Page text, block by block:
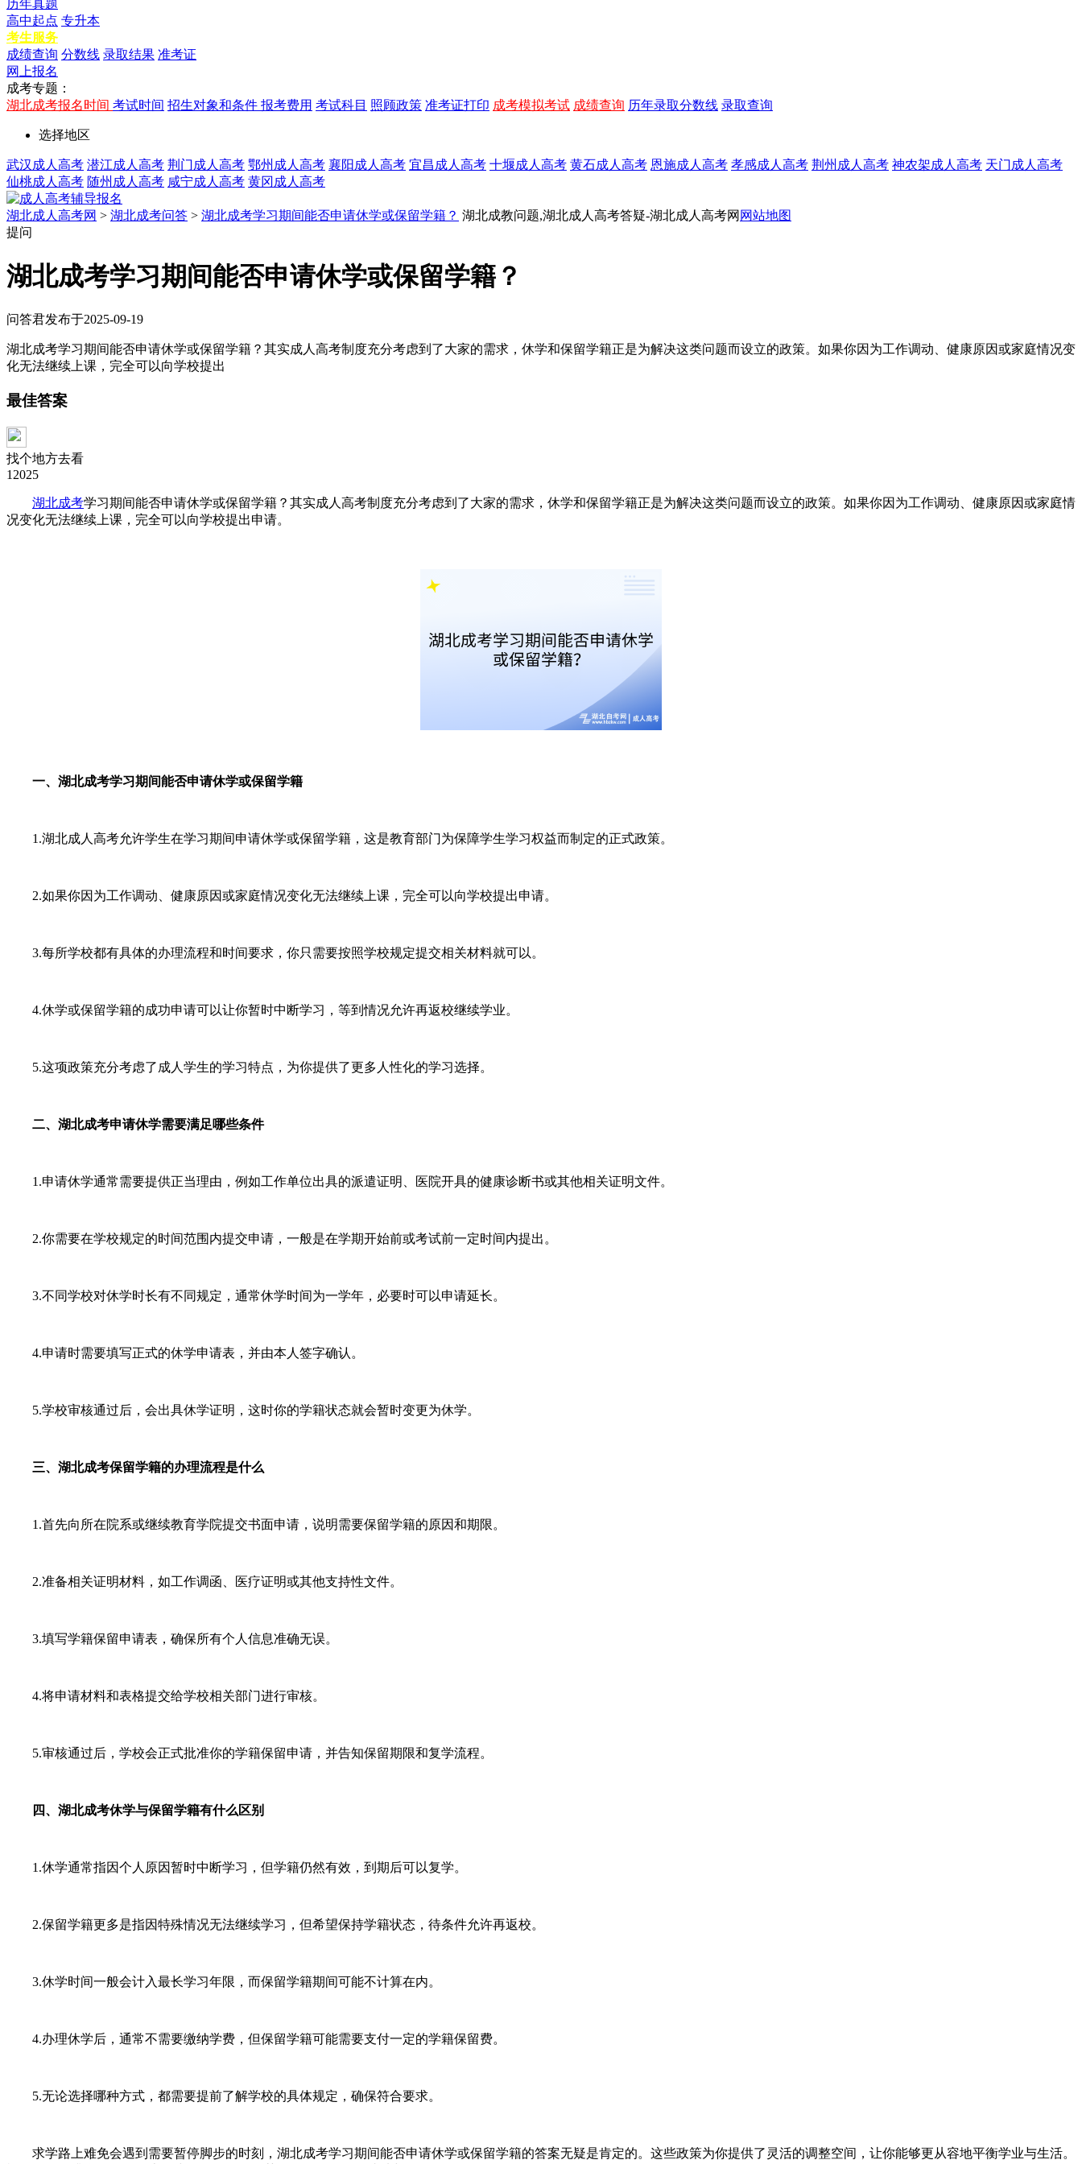
历年真题
高中起点 专升本
考生服务
成绩查询 分数线 录取结果 准考证
网上报名
成考专题：
湖北成考报名时间 考试时间 招生对象和条件 报考费用 考试科目 照顾政策 准考证打印 成考模拟考试 成绩查询 历年录取分数线 录取查询
选择地区
武汉成人高考 潜江成人高考 荆门成人高考 鄂州成人高考 襄阳成人高考 宜昌成人高考 十堰成人高考 黄石成人高考 恩施成人高考 孝感成人高考 荆州成人高考 神农架成人高考 天门成人高考
仙桃成人高考 随州成人高考 咸宁成人高考 黄冈成人高考
湖北成人高考网 > 湖北成考问答 > 湖北成考学习期间能否申请休学或保留学籍？ 湖北成教问题,湖北成人高考答疑-湖北成人高考网 网站地图
提问
湖北成考学习期间能否申请休学或保留学籍？
问答君发布于2025-09-19
湖北成考学习期间能否申请休学或保留学籍？其实成人高考制度充分考虑到了大家的需求，休学和保留学籍正是为解决这类问题而设立的政策。如果你因为工作调动、健康原因或家庭情况变
化无法继续上课，完全可以向学校提出
最佳答案
找个地方去看
12025
湖北成考学习期间能否申请休学或保留学籍？其实成人高考制度充分考虑到了大家的需求，休学和保留学籍正是为解决这类问题而设立的政策。如果你因为工作调动、健康原因或家庭情
况变化无法继续上课，完全可以向学校提出申请。
一、湖北成考学习期间能否申请休学或保留学籍
1.湖北成人高考允许学生在学习期间申请休学或保留学籍，这是教育部门为保障学生学习权益而制定的正式政策。
2.如果你因为工作调动、健康原因或家庭情况变化无法继续上课，完全可以向学校提出申请。
3.每所学校都有具体的办理流程和时间要求，你只需要按照学校规定提交相关材料就可以。
4.休学或保留学籍的成功申请可以让你暂时中断学习，等到情况允许再返校继续学业。
5.这项政策充分考虑了成人学生的学习特点，为你提供了更多人性化的学习选择。
二、湖北成考申请休学需要满足哪些条件
1.申请休学通常需要提供正当理由，例如工作单位出具的派遣证明、医院开具的健康诊断书或其他相关证明文件。
2.你需要在学校规定的时间范围内提交申请，一般是在学期开始前或考试前一定时间内提出。
3.不同学校对休学时长有不同规定，通常休学时间为一学年，必要时可以申请延长。
4.申请时需要填写正式的休学申请表，并由本人签字确认。
5.学校审核通过后，会出具休学证明，这时你的学籍状态就会暂时变更为休学。
三、湖北成考保留学籍的办理流程是什么
1.首先向所在院系或继续教育学院提交书面申请，说明需要保留学籍的原因和期限。
2.准备相关证明材料，如工作调函、医疗证明或其他支持性文件。
3.填写学籍保留申请表，确保所有个人信息准确无误。
4.将申请材料和表格提交给学校相关部门进行审核。
5.审核通过后，学校会正式批准你的学籍保留申请，并告知保留期限和复学流程。
四、湖北成考休学与保留学籍有什么区别
1.休学通常指因个人原因暂时中断学习，但学籍仍然有效，到期后可以复学。
2.保留学籍更多是指因特殊情况无法继续学习，但希望保持学籍状态，待条件允许再返校。
3.休学时间一般会计入最长学习年限，而保留学籍期间可能不计算在内。
4.办理休学后，通常不需要缴纳学费，但保留学籍可能需要支付一定的学籍保留费。
5.无论选择哪种方式，都需要提前了解学校的具体规定，确保符合要求。
求学路上难免会遇到需要暂停脚步的时刻，湖北成考学习期间能否申请休学或保留学籍的答案无疑是肯定的。这些政策为你提供了灵活的调整空间，让你能够更从容地平衡学业与生活。